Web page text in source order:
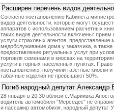
Расширен перечень видов
Согласно постановлению Кабинета
видов деятельности, которые могут
аппаратов с использованием расчетных
таких видов деятельности включены:
услуги страховых агентов,
медобслуживание дома у заказчика, а
предоставление ритуальных услуг при
торговля семенами в киосках на
услуги в горных населенных пунктах.
постановлению, получили газетные киоски
табачные изделия не превышают 50%.
Погиб народный депутат Александр
28 января в 20.30 вблизи с.Мариивка
водитель автомобиля "Мерседес" не
и пассажир автомобиля, народный